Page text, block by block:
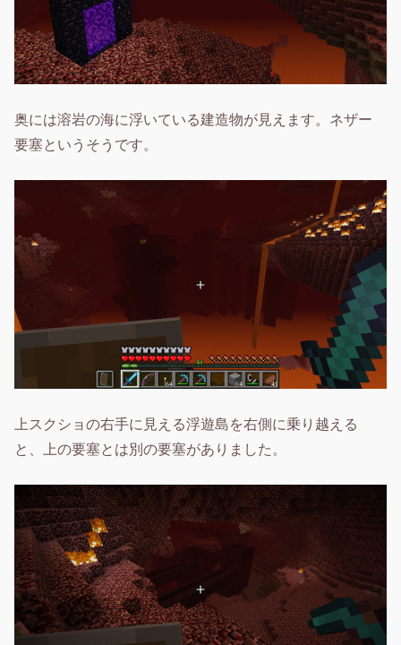
奥には溶岩の海に浮いている建造物が見えます。ネザー
要塞というそうです。
上スクショの右手に見える浮遊島を右側に乗り越える
と、上の要塞とは別の要塞がありました。